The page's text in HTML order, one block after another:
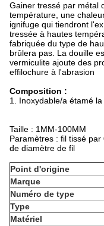
Gainer tressé par métal
température, une
ignifuge qui tiendront
tressée à hautes
fabriquée du type de
brûlera pas. La douille
vermiculite ajoute des
effilochure à l'abrasion
Composition :
1. Inoxydable/a étamé
Taille : 1MM-100MM
Paramètres : fil tissé
de diamètre de fil
Point d'origine
Marque
Numéro de type
Type
Matériel